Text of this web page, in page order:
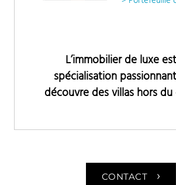
L’immobilier de luxe
spécialisation
découvre des villas hors du
CONTACT ›